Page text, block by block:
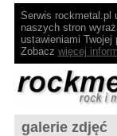
Serwis rockmetal.pl
naszych stron
ustawieniami Twojej
Zobacz więcej
galerie zdjęć